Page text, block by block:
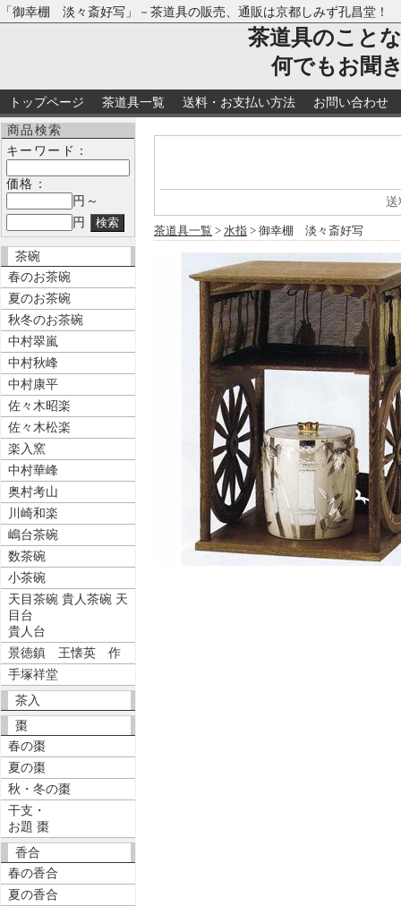
「御幸棚 淡々斎好写」－茶道具の販売、通販は京都しみず孔昌堂！
茶道具のこと
何でもお聞
トップページ 茶道具一覧 送料・お支払い方法 お問い合わせ
商品検索
キーワード：
価格：
円～
円
茶碗
春のお茶碗
夏のお茶碗
秋冬のお茶碗
中村翠嵐
中村秋峰
中村康平
佐々木昭楽
佐々木松楽
楽入窯
中村華峰
奥村考山
川崎和楽
嶋台茶碗
数茶碗
小茶碗
天目茶碗 貴人茶碗 天
目台
貴人台
景徳鎮 王懐英 作
手塚祥堂
茶入
棗
春の棗
夏の棗
秋・冬の棗
干支・
お題 棗
香合
春の香合
夏の香合
送
茶道具一覧 > 水指 > 御幸棚 淡々斎好写